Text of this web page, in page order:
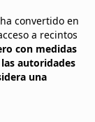
convertido en
a recintos
con medidas
autoridades
una